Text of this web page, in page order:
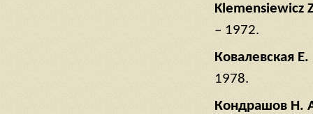
Klemensiewicz
– 1972.
Ковалевская Е.
1978.
Кондрашов Н.